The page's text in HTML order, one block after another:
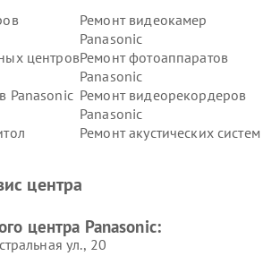
Ремонт видеокамер
Panasonic
центровРемонт фотоаппаратов
Panasonic
Panasonic Ремонт видеорекордеров
Panasonic
Ремонт акустических систем
панелей Panasonic
центра
центра Panasonic:
ул., 20